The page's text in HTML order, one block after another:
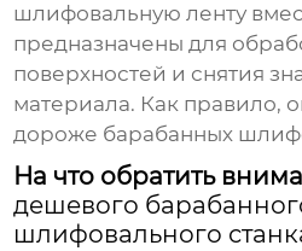
шлифовальную ленту
предназначены для
поверхностей и снятия
материала. Как правило,
дороже барабанных
На что обратить
дешевого
шлифовального